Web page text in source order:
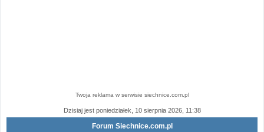
Twoja reklama w serwisie siechnice.com.pl
Dzisiaj jest poniedziałek, 10 sierpnia 2026, 11:38
Forum Siechnice.com.pl